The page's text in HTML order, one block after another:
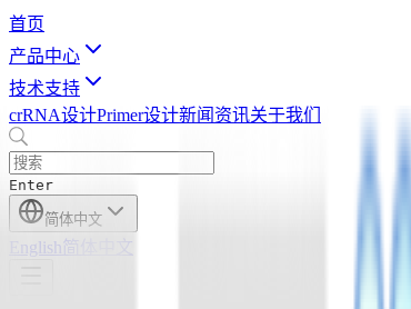
首页
产品中心
技术支持
crRNA设计Primer设计新闻资讯关于我们
Enter
简体中文
English 简体中文